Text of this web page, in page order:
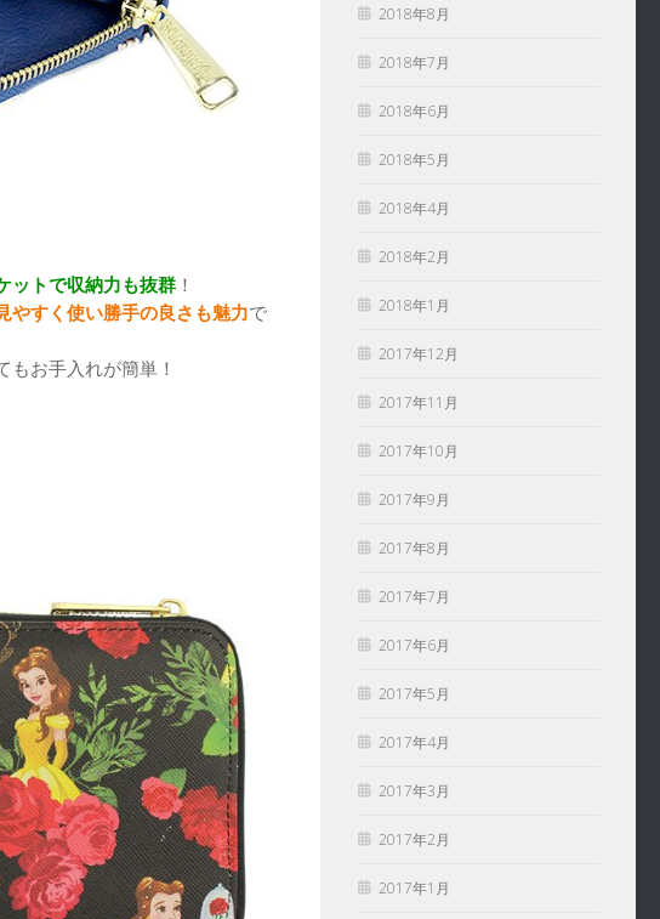
ットで収納力も抜群 ！
やすく使い勝手の良さも魅力で
もお手入れが簡単！
2018年8月
2018年7月
2018年6月
2018年5月
2018年4月
2018年2月
2018年1月
2017年12月
2017年11月
2017年10月
2017年9月
2017年8月
2017年7月
2017年6月
2017年5月
2017年4月
2017年3月
2017年2月
2017年1月